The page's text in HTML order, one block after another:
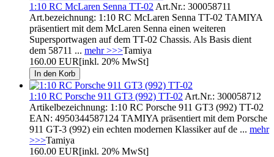
1:10 RC McLaren Senna TT-02 Art.Nr.: 300058711
Art.bezeichnung: 1:10 RC McLaren Senna TT-02 TAMIYA
präsentiert mit dem McLaren Senna einen weiteren
Supersportwagen auf dem TT-02 Chassis. Als Basis dient
dem 58711 ... mehr >>>Tamiya
160.00 EUR[inkl. 20% MwSt]
1:10 RC Porsche 911 GT3 (992) TT-02 Art.Nr.: 300058712
Artikelbezeichnung: 1:10 RC Porsche 911 GT3 (992) TT-02
EAN: 4950344587124 TAMIYA präsentiert mit dem Porsche
911 GT-3 (992) ein echten modernen Klassiker auf de ... mehr
>>>Tamiya
160.00 EUR[inkl. 20% MwSt]